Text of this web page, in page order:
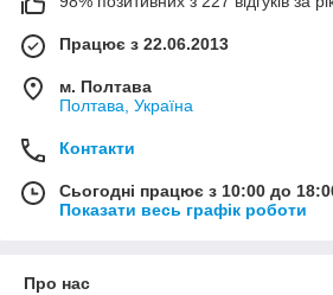
Працює з 22.06.2013
м. Полтава
Полтава, Україна
Контакти
Сьогодні працює з 10:00 до
Показати весь графік роботи
Про нас